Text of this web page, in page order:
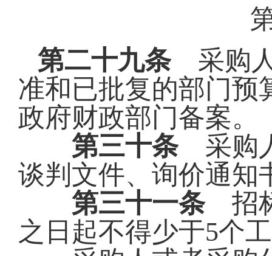
第二十九条采购人
准和已批复的部门预
政府财政部门备案。
第三十条采购人
谈判文件、询价通知
第三十一条招标
之日起不得少于5个